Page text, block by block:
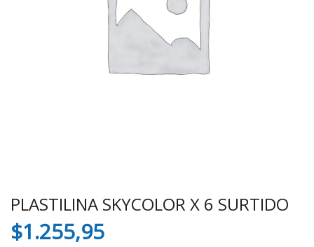
PLASTILINA SKYCOLOR X 6 SURTIDO
$1.255,95